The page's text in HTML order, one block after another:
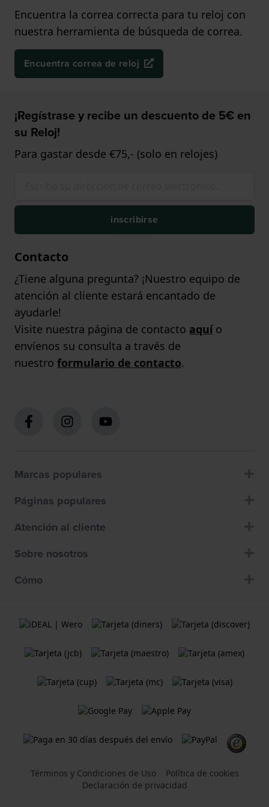
Encuentra la correa correcta para tu reloj con
nuestra herramienta de búsqueda de correa.
Encuentra correa de reloj
¡Regístrase y recibe un descuento de 5€ en
su Reloj!
Para gastar desde €75,- (solo en relojes)
inscribirse
Contacto
¿Tiene alguna pregunta? ¡Nuestro equipo de
atención al cliente estará encantado de
ayudarle!
Visite nuestra página de contacto aquío
envíenos su consulta a través de
nuestro formulario de contacto.
Marcas populares
Páginas populares
Atención al cliente
Sobre nosotros
Cómo
Términos y Condiciones de Uso
Política de cookies
Declaración de privacidad